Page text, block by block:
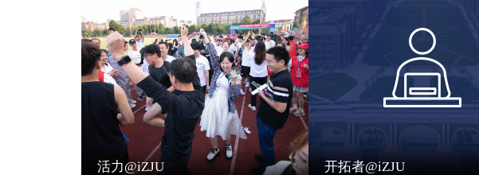
活力@iZJU 开拓者@iZJU